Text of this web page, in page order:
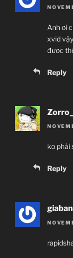
Anh ơi
xvid
đươc
Reply
ko phải
Reply